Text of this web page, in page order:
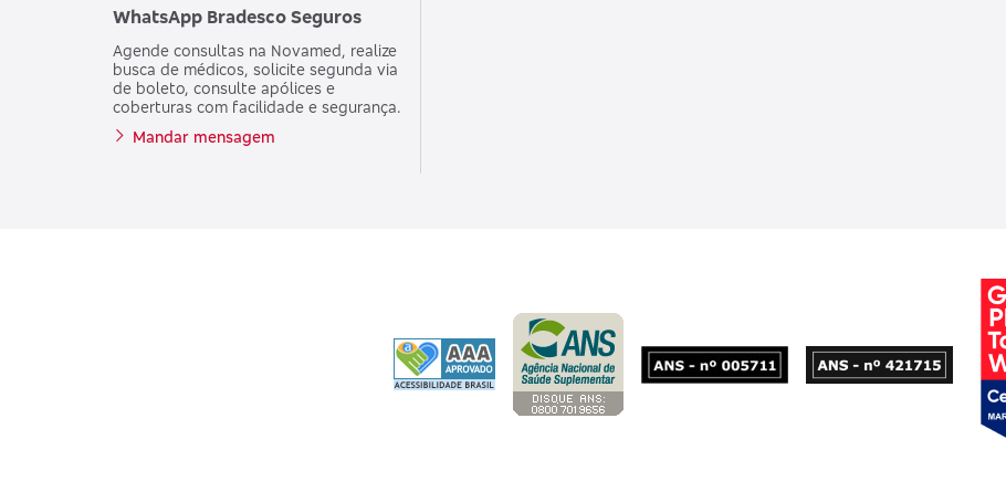
WhatsApp Bradesco Seguros
Agende consultas na Novamed, realize
busca de médicos, solicite segunda via
de boleto, consulte apólices e
coberturas com facilidade e segurança.
Mandar mensagem